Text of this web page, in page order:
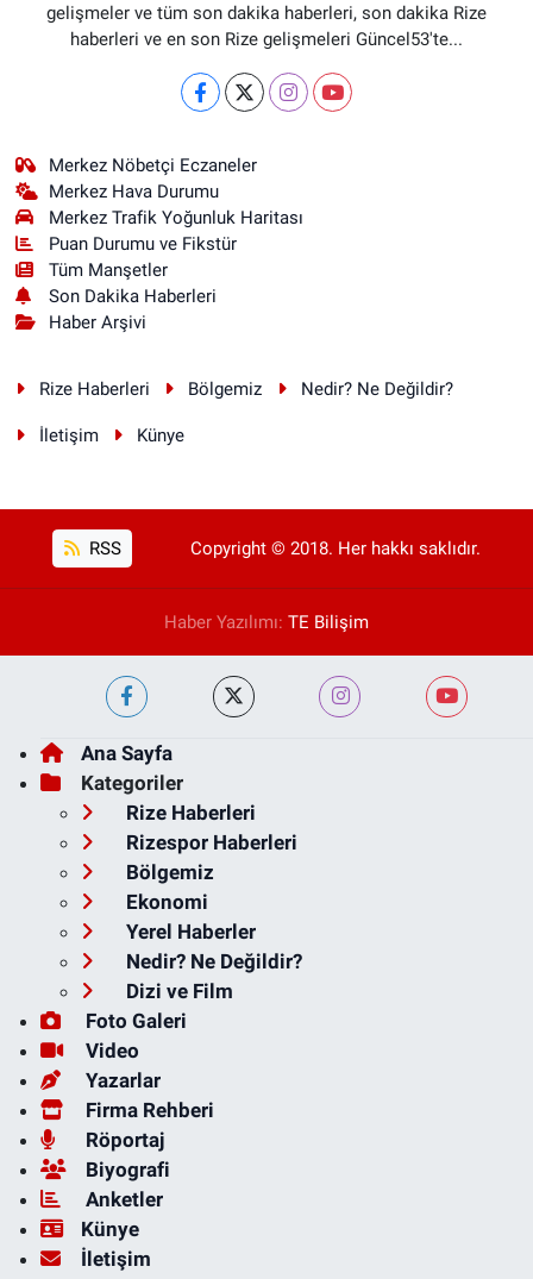
gelişmeler ve tüm son dakika haberleri, son dakika Rize
haberleri ve en son Rize gelişmeleri Güncel53'te...
Merkez Nöbetçi Eczaneler
Merkez Hava Durumu
Merkez Trafik Yoğunluk Haritası
Puan Durumu ve Fikstür
Tüm Manşetler
Son Dakika Haberleri
Haber Arşivi
Rize Haberleri Bölgemiz Nedir? Ne Değildir?
İletişim Künye
RSS Copyright © 2018. Her hakkı saklıdır.
Haber Yazılımı: TE Bilişim
Ana Sayfa
Kategoriler
Rize Haberleri
Rizespor Haberleri
Bölgemiz
Ekonomi
Yerel Haberler
Nedir? Ne Değildir?
Dizi ve Film
Foto Galeri
Video
Yazarlar
Firma Rehberi
Röportaj
Biyografi
Anketler
Künye
İletişim